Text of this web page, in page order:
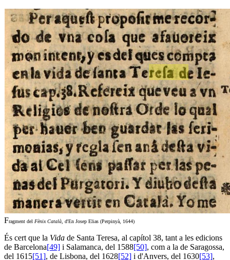
Fragment del Fènix Català, d'En Josep Elias (Perpinyà, 1644)
És cert que la Vida de Santa Teresa, al capítol 38, tant a les edicions
de Barcelona[49] i Salamanca, del 1588[50], com a la de Saragossa,
del 1615[51], de Lisbona, del 1628[52] i d'Anvers, del 1630[53],